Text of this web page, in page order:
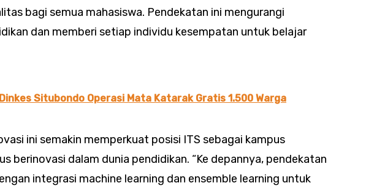
bagi semua mahasiswa. Pendekatan ini mengurangi
dan memberi setiap individu kesempatan untuk belajar
Dinkes Situbondo Operasi Mata Katarak Gratis 1.500 Warga
ini semakin memperkuat posisi ITS sebagai kampus
berinovasi dalam dunia pendidikan. “Ke depannya, pendekatan
integrasi machine learning dan ensemble learning untuk